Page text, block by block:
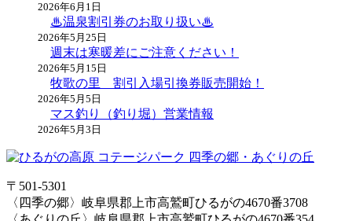
2026年6月1日
♨温泉割引券のお取り扱い♨
2026年5月25日
週末は寒暖差にご注意ください！
2026年5月15日
牧歌の里 割引入場引換券販売開始！
2026年5月5日
マス釣り（釣り堀）営業情報
2026年5月3日
〒501-5301
〈四季の郷〉岐阜県郡上市高鷲町ひるがの4670番3708